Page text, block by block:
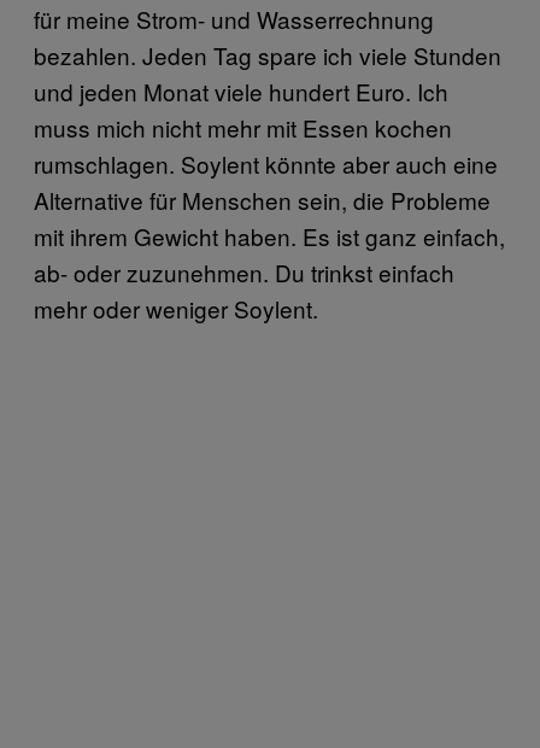
für meine Strom- und Wasserrechnung
bezahlen. Jeden Tag spare ich viele Stunden
und jeden Monat viele hundert Euro. Ich
muss mich nicht mehr mit Essen kochen
rumschlagen. Soylent könnte aber auch eine
Alternative für Menschen sein, die Probleme
mit ihrem Gewicht haben. Es ist ganz einfach,
ab- oder zuzunehmen. Du trinkst einfach
mehr oder weniger Soylent.